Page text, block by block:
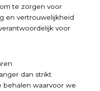
te zorgen voor
en vertrouwelijkheid
voor
dan strikt
behalen waarvoor we